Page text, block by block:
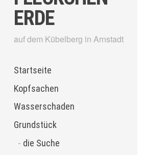
ERDE
auf dem Kübelberg in Arnstadt
Startseite
Kopfsachen
Wasserschaden
Grundstück
die Suche